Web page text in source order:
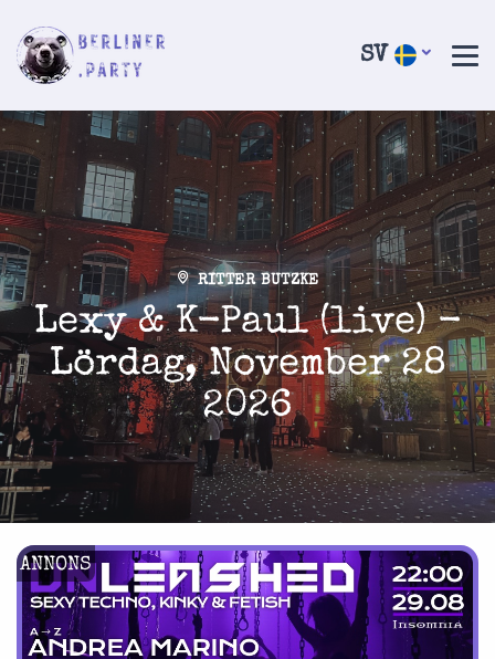
SV
RITTER BUTZKE
Lexy & K-Paul (live) -
Lördag, November 28
2026
ANNONS